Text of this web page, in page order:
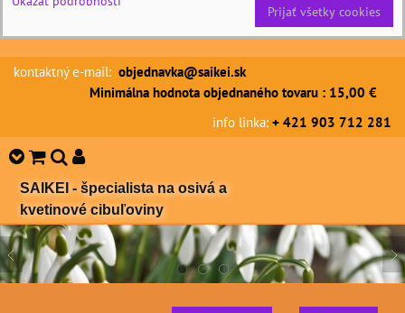
kontaktný e-mail: objednavka@saikei.sk
Minimálna hodnota objednaného tovaru : 15,00 €
info linka: + 421 903 712 281
SAIKEI - špecialista na osivá a
kvetinové cibuľoviny
Prijať všetky cookies